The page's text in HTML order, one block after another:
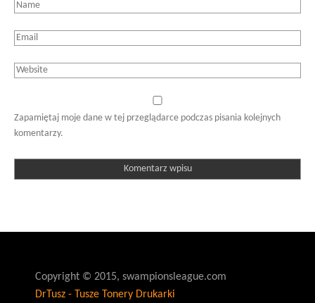
Zapamiętaj moje dane w tej przeglądarce podczas pisania kolejnych
komentarzy.
Copyright © 2015, swampionsleague.com
DrTusz - Tusze Tonery Drukarki